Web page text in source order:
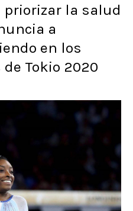
la salud
a
en los
Tokio 2020